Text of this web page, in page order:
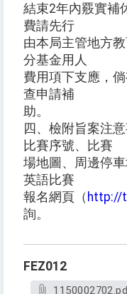
結束2年內覈實補
費請先行
由本局主管地方
分基金用人
費用項下支應，
查申請補
助。
四、檢附旨案注
比賽序號、比賽
場地圖、周邊停
英語比賽
報名網頁（ http://
詢。
FEZ012